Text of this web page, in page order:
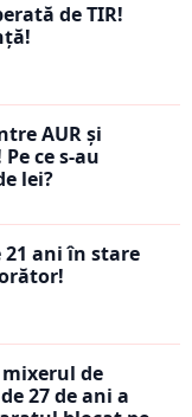
de TIR!
AUR și
ce s-au
lei?
21 ani în stare
de
27 de ani a